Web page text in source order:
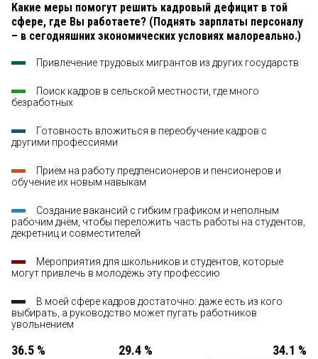
Какие меры помогут решить кадровый дефицит в той
сфере, где Вы работаете? (Поднять зарплаты персоналу
– в сегодняшних экономических условиях малореально.)
Привлечение трудовых мигрантов из других государств
Поиск кадров в сельской местности, где много
безработных
Готовность вложиться в переобучение кадров с
другими профессиями
Приём на работу предпенсионеров и пенсионеров и
обучение их новым навыкам
Создание вакансий с гибким графиком и неполным
рабочим днём, чтобы переложить часть работы на студентов,
декретниц и совместителей
Мероприятия для школьников и студентов, которые
могут привлечь в молодёжь эту профессию
В моей сфере кадров достаточно: даже есть из кого
выбирать, а руководство может пугать работников
увольнением
36.5 % 29.4 % 34.1 %